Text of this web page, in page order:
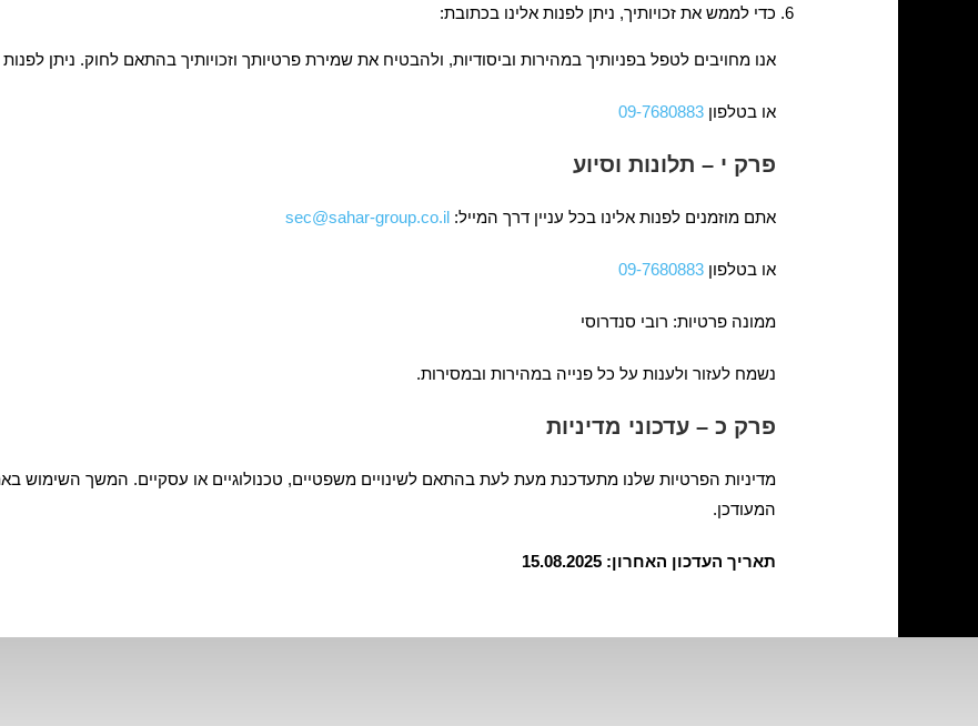
כדי לממש את זכויותיך, ניתן לפנות אלינו בכתובת:
אנו מחויבים לטפל בפניותיך במהירות וביסודיות, ולהבטיח את שמירת פרטיותך וזכויותיך בהתאם לחוק. ניתן לפנות
או בטלפון 09-7680883
פרק י – תלונות וסיוע
אתם מוזמנים לפנות אלינו בכל עניין דרך המייל: sec@sahar-group.co.il
או בטלפון 09-7680883
ממונה פרטיות: רובי סנדרוסי
נשמח לעזור ולענות על כל פנייה במהירות ובמסירות.
פרק כ – עדכוני מדיניות
מדיניות הפרטיות שלנו מתעדכנת מעת לעת בהתאם לשינויים משפטיים, טכנולוגיים או עסקיים. המשך השימוש
המעודכן.
תאריך העדכון האחרון: 15.08.2025